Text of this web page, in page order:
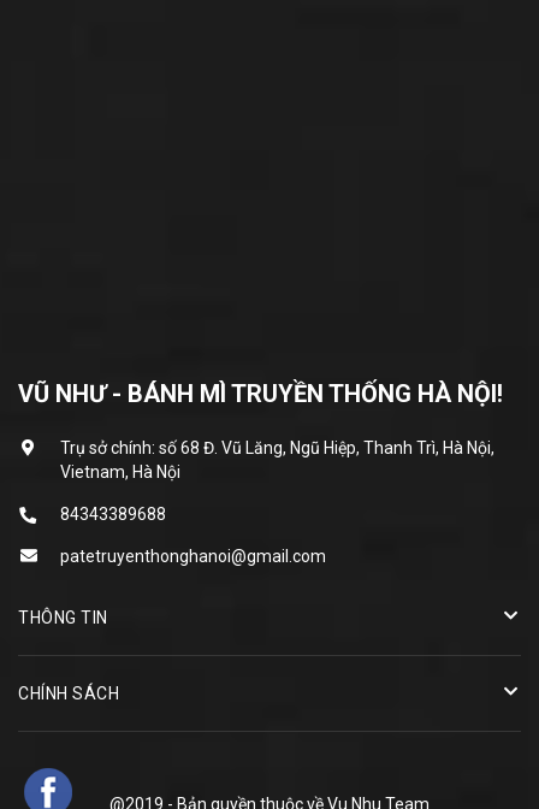
VŨ NHƯ - BÁNH MÌ TRUYỀN THỐNG HÀ NỘI!
Trụ sở chính: số 68 Đ. Vũ Lăng, Ngũ Hiệp, Thanh Trì, Hà Nội,
Vietnam, Hà Nội
84343389688
patetruyenthonghanoi@gmail.com
THÔNG TIN
CHÍNH SÁCH
@2019 - Bản quyền thuộc vềVu Nhu Team